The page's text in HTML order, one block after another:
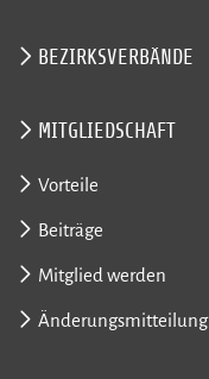
BEZIRKSVERBÄNDE
MITGLIEDSCHAFT
Vorteile
Beiträge
Mitglied werden
Änderungsmitteilung